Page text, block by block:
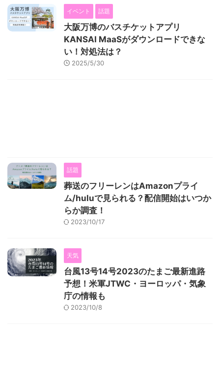
イベント 話題
大阪万博のバスチケットアプリ
KANSAI MaaSがダウンロードできな
い！対処法は？
2025/5/30
話題
葬送のフリーレンはAmazonプライ
ム/huluで見られる？配信開始はいつか
らか調査！
2023/10/17
天気
台風13号14号2023のたまご最新進路
予想！米軍JTWC・ヨーロッパ・気象
庁の情報も
2023/10/8